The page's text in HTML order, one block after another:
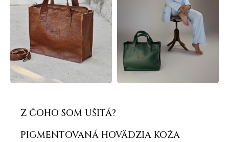
Z ČOHO SOM UŠITÁ?
PIGMENTOVANÁ HOVÄDZIA KOŽA